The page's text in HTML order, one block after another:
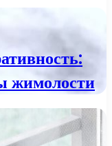
жимолости